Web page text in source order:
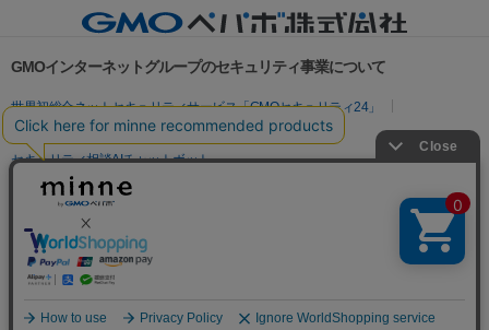
GMOインターネットグループのセキュリティ事業について
世界初総合ネットセキュリティサービス「GMOセキュリティ24」
パスワード漏洩診断
Webサイトリスク診断
セキュリティ相談AIチャットボット
実在証明・盗聴対策
サイバー攻撃対策（GMO Flatt Security）
セキュリティ事業の軌跡